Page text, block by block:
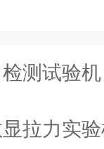
测试验机
拉力实